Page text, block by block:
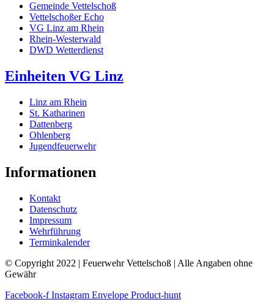
Gemeinde Vettelschoß
Vettelschoßer Echo
VG Linz am Rhein
Rhein-Westerwald
DWD Wetterdienst
Einheiten VG Linz
Linz am Rhein
St. Katharinen
Dattenberg
Ohlenberg
Jugendfeuerwehr
Informationen
Kontakt
Datenschutz
Impressum
Wehrführung
Terminkalender
© Copyright 2022 | Feuerwehr Vettelschoß | Alle Angaben ohne
Gewähr
Facebook-f Instagram Envelope Product-hunt